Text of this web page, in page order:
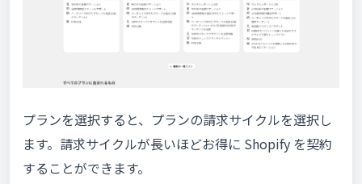
プランを選択すると、プランの請求サイクルを選択し
ます。請求サイクルが長いほどお得に Shopify を契約
することができます。